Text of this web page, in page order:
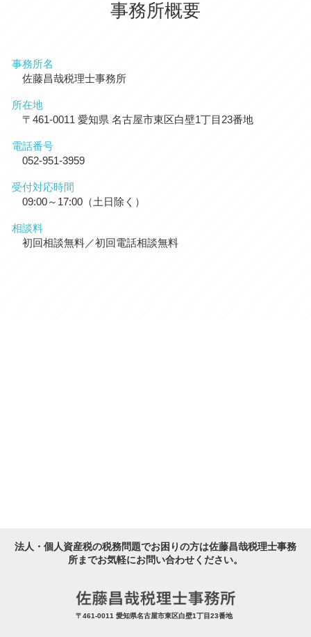
事務所概要
事務所名
佐藤昌哉税理士事務所
所在地
〒461-0011 愛知県 名古屋市東区白壁1丁目23番地
電話番号
052-951-3959
受付対応時間
09:00～17:00（土日除く）
相談料
初回相談無料／初回電話相談無料
法人・個人資産税の税務問題でお困りの方は佐藤昌哉税理士事務
所までお気軽にお問い合わせください。
〒461-0011 愛知県名古屋市東区白壁1丁目23番地